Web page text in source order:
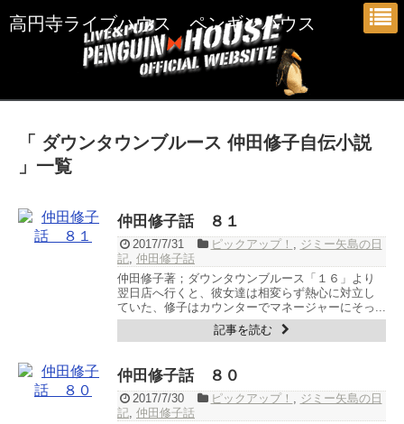
高円寺ライブハウス ペンギンハウス
「 ダウンタウンブルース 仲田修子自伝小説
」一覧
仲田修子話 ８１
2017/7/31 ピックアップ！
ジミー矢島の日
記 仲田修子話
仲田修子著；ダウンタウンブルース「１６」より
翌日店へ行くと、彼女達は相変らず熱心に対立し
ていた、修子はカウンターでマネージャーにそっ...
記事を読む
仲田修子話 ８０
2017/7/30 ピックアップ！
ジミー矢島の日
記 仲田修子話